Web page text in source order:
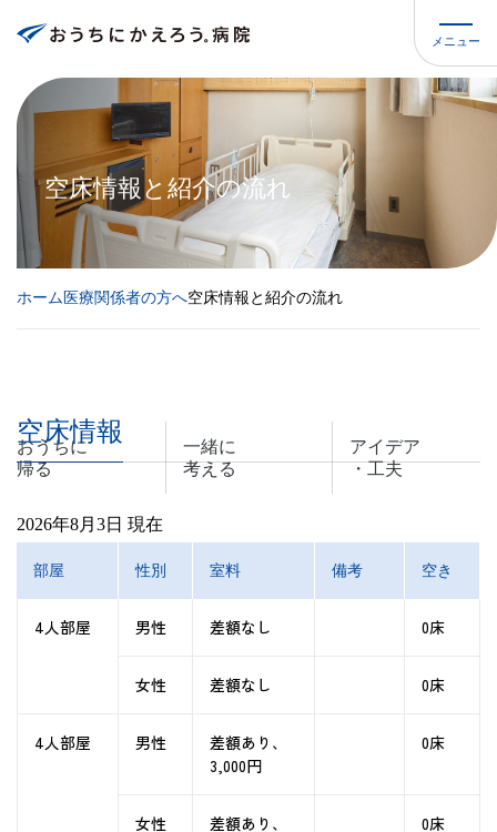
メニュー
おうちに
帰る
一緒に
考える
アイデア
・工夫
空床情報と紹介の流れ
ホーム 医療関係者の方へ空床情報と紹介の流れ
空床情報
2026年8月3日 現在
部屋
4人部屋
4人部屋
性別
男性
女性
男性
女性
室料
差額なし
差額なし
差額あり 、
3,000円
差額あり 、
備考 空き
0床
0床
0床
0床